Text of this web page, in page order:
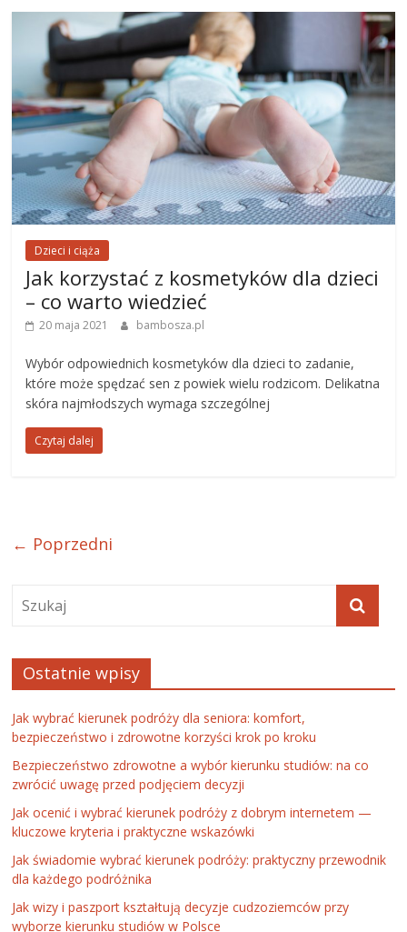
Dzieci i ciąża
Jak korzystać z kosmetyków dla dzieci
– co warto wiedzieć
20 maja 2021 bambosza.pl
Wybór odpowiednich kosmetyków dla dzieci to zadanie,
które może spędzać sen z powiek wielu rodzicom. Delikatna
skóra najmłodszych wymaga szczególnej
Czytaj dalej
← Poprzedni
Ostatnie wpisy
Jak wybrać kierunek podróży dla seniora: komfort,
bezpieczeństwo i zdrowotne korzyści krok po kroku
Bezpieczeństwo zdrowotne a wybór kierunku studiów: na co
zwrócić uwagę przed podjęciem decyzji
Jak ocenić i wybrać kierunek podróży z dobrym internetem —
kluczowe kryteria i praktyczne wskazówki
Jak świadomie wybrać kierunek podróży: praktyczny przewodnik
dla każdego podróżnika
Jak wizy i paszport kształtują decyzje cudzoziemców przy
wyborze kierunku studiów w Polsce